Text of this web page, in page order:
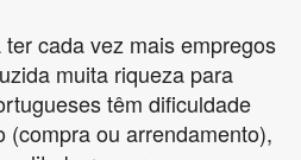
cada vez mais empregos
muita riqueza para
têm dificuldade
(compra ou arrendamento),